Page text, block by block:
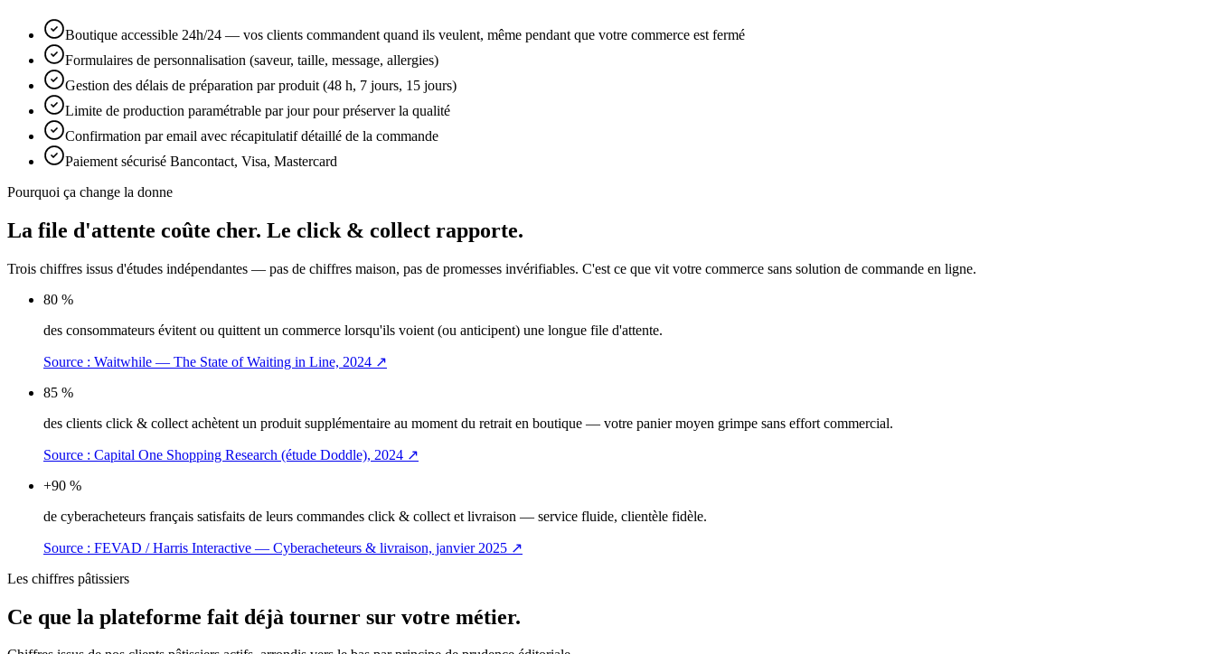
Boutique accessible 24h/24 — vos clients commandent quand ils veulent, même pendant que votre commerce est fermé
Formulaires de personnalisation (saveur, taille, message, allergies)
Gestion des délais de préparation par produit (48 h, 7 jours, 15 jours)
Limite de production paramétrable par jour pour préserver la qualité
Confirmation par email avec récapitulatif détaillé de la commande
Paiement sécurisé Bancontact, Visa, Mastercard
Pourquoi ça change la donne
La file d'attente coûte cher. Le click & collect rapporte.
Trois chiffres issus d'études indépendantes — pas de chiffres maison, pas de promesses invérifiables. C'est ce que vit votre commerce sans solution de commande en ligne.
80 %
des consommateurs évitent ou quittent un commerce lorsqu'ils voient (ou anticipent) une longue file d'attente.
Source : Waitwhile — The State of Waiting in Line, 2024 ↗
85 %
des clients click & collect achètent un produit supplémentaire au moment du retrait en boutique — votre panier moyen grimpe sans effort commercial.
Source : Capital One Shopping Research (étude Doddle), 2024 ↗
+90 %
de cyberacheteurs français satisfaits de leurs commandes click & collect et livraison — service fluide, clientèle fidèle.
Source : FEVAD / Harris Interactive — Cyberacheteurs & livraison, janvier 2025 ↗
Les chiffres pâtissiers
Ce que la plateforme fait déjà tourner sur votre métier.